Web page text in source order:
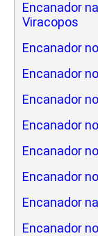
Encanador
Viracopos
Encanador
Encanador
Encanador
Encanador
Encanador
Encanador
Encanador
Encanador